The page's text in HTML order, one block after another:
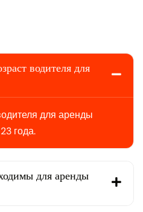
водителя для
для аренды
года.
для аренды